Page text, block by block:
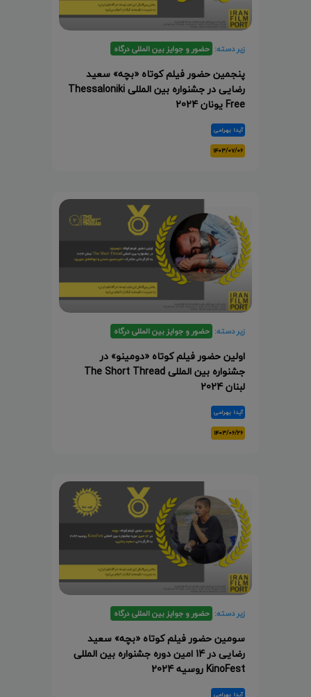
زیر دسته: حضور و جوایز بین المللی درگاه
پنجمین حضور فیلم کوتاه «بچه» سعید
رضایی در جشنواره بین المللی Thessaloniki
Free یونان 2024
آیدا بهرامی
۱۴۰۳/۰۷/۰۶
زیر دسته: حضور و جوایز بین المللی درگاه
اولین حضور فیلم کوتاه «دومینو» در
جشنواره بین المللی The Short Thread
لبنان 2024
آیدا بهرامی
۱۴۰۳/۰۶/۲۶
زیر دسته: حضور و جوایز بین المللی درگاه
سومین حضور فیلم کوتاه «بچه» سعید
رضایی در 14 امین دوره جشنواره بین المللی
KinoFest روسیه 2024
آیدا بهرامی